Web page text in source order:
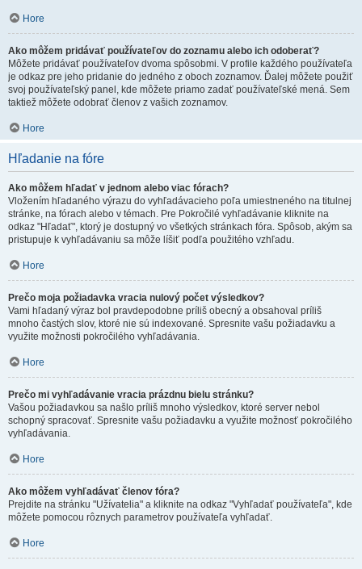
Hore
Ako môžem pridávať používateľov do zoznamu alebo ich odoberať?
Môžete pridávať používateľov dvoma spôsobmi. V profile každého používateľa
je odkaz pre jeho pridanie do jedného z oboch zoznamov. Ďalej môžete použiť
svoj používateľský panel, kde môžete priamo zadať používateľské mená. Sem
taktiež môžete odobrať členov z vašich zoznamov.
Hore
Hľadanie na fóre
Ako môžem hľadať v jednom alebo viac fórach?
Vložením hľadaného výrazu do vyhľadávacieho poľa umiestneného na titulnej
stránke, na fórach alebo v témach. Pre Pokročilé vyhľadávanie kliknite na
odkaz "Hľadať", ktorý je dostupný vo všetkých stránkach fóra. Spôsob, akým sa
pristupuje k vyhľadávaniu sa môže líšiť podľa použitého vzhľadu.
Hore
Prečo moja požiadavka vracia nulový počet výsledkov?
Vami hľadaný výraz bol pravdepodobne príliš obecný a obsahoval príliš
mnoho častých slov, ktoré nie sú indexované. Spresnite vašu požiadavku a
využite možnosti pokročilého vyhľadávania.
Hore
Prečo mi vyhľadávanie vracia prázdnu bielu stránku?
Vašou požiadavkou sa našlo príliš mnoho výsledkov, ktoré server nebol
schopný spracovať. Spresnite vašu požiadavku a využite možnosť pokročilého
vyhľadávania.
Hore
Ako môžem vyhľadávať členov fóra?
Prejdite na stránku "Užívatelia" a kliknite na odkaz "Vyhľadať používateľa", kde
môžete pomocou rôznych parametrov používateľa vyhľadať.
Hore